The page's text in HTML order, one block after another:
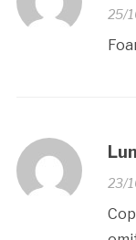
25/
23/